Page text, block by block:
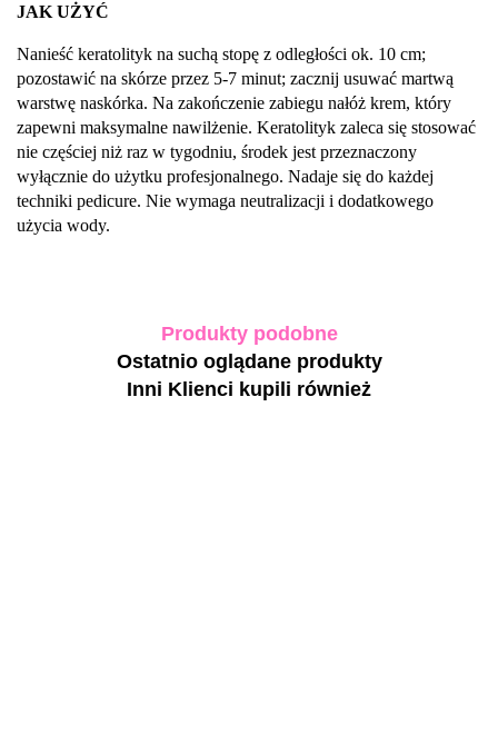
JAK UŻYĆ
Nanieść keratolityk na suchą stopę z odległości ok. 10 cm;
pozostawić na skórze przez 5-7 minut; zacznij usuwać martwą
warstwę naskórka. Na zakończenie zabiegu nałóż krem, który
zapewni maksymalne nawilżenie. Keratolityk zaleca się stosować
nie częściej niż raz w tygodniu, środek jest przeznaczony
wyłącznie do użytku profesjonalnego. Nadaje się do każdej
techniki pedicure. Nie wymaga neutralizacji i dodatkowego
użycia wody.
Produkty podobne
Ostatnio oglądane produkty
Inni Klienci kupili również